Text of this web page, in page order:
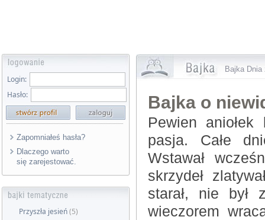
Login:
Hasło:
Zapomniałeś hasła?
Dlaczego warto
się zarejestować.
Przyszła jesień(5)
Bajka Dnia
Bajka o
Pewien
pasja. Całe
Wstawał
skrzydeł
starał, nie był
wieczorem